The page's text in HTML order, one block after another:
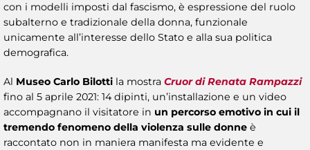
con i modelli imposti dal fascismo, è espressione del ruolo
subalterno e tradizionale della donna, funzionale
unicamente all’interesse dello Stato e alla sua politica
demografica.
Al Museo Carlo Bilotti la mostra Cruor di Renata Rampazzi
fino al 5 aprile 2021: 14 dipinti, un’installazione e un video
accompagnano il visitatore in un percorso emotivo in cui il
tremendo fenomeno della violenza sulle donne è
raccontato non in maniera manifesta ma evidente e